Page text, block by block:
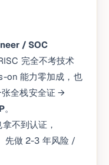
/ SOC
完全不考技术
on 能力零加成，也
全栈安全证 →
。
拿不到认证，
先做 2-3 年风险 /